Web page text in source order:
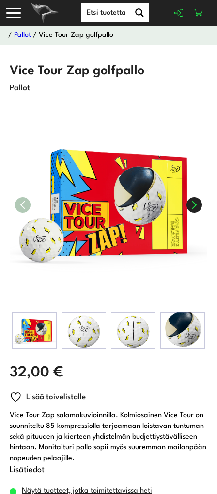
/ Pallot / Vice Tour Zap golfpallo
Vice Tour Zap golfpallo
Pallot
32,00 €
Lisää toivelistalle
Vice Tour Zap salamakuvioinnilla. Kolmiosainen Vice Tour on
suunniteltu 85-kompressiolla tarjoamaan loistavan tuntuman
sekä pituuden ja kierteen yhdistelmän budjettiystävälliseen
hintaan. Monitaituri pallo sopii myös suuremman mailanpään
nopeuden pelaajille.
Lisätiedot
Näytä tuotteet, jotka toimitettavissa heti